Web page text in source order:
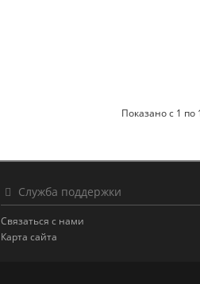
Показано с 1 по
Служба поддержки
Связаться с нами
Карта сайта